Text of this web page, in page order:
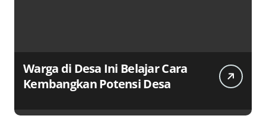
Warga di Desa Ini Belajar Cara
Kembangkan Potensi Desa